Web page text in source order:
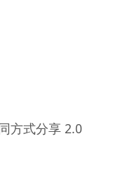
方式分享 2.0